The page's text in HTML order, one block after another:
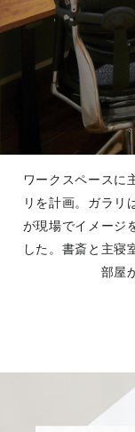
ワークスペースに
リを計画。ガラリ
が現場でイメージ
した。書斎と主寝
部屋